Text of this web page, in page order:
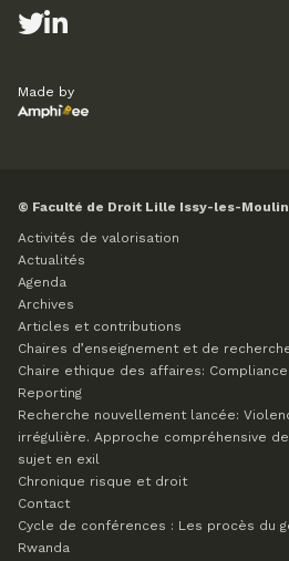
Made by
© Faculté de Droit Lille Issy-les-
Activités de valorisation
Actualités
Agenda
Archives
Articles et contributions
Chaires d’enseignement et de
Chaire ethique des affaires: Compliance
Reporting
Recherche nouvellement lancée:
irrégulière. Approche compréhensive
sujet en exil
Chronique risque et droit
Contact
Cycle de conférences : Les procès du
Rwanda